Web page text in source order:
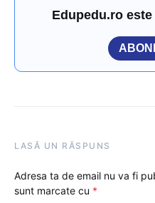
Edupedu.ro
LASĂ UN RĂSPUNS
Adresa ta de email nu va fi
sunt marcate cu *